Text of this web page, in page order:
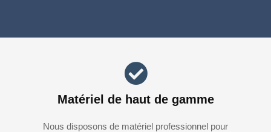
Matériel de haut de gamme
Nous disposons de matériel professionnel pour